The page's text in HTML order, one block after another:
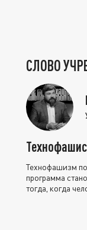
СЛОВО
Технофашизм
программа
тогда, когда